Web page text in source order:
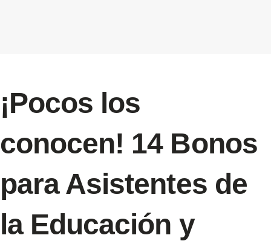
¡Pocos los
conocen! 14 Bonos
para Asistentes de
la Educación y